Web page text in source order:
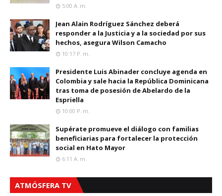
5:00 A. M.
Jean Alain Rodríguez Sánchez deberá
responder a la Justicia y a la sociedad por sus
hechos, asegura Wilson Camacho
10:17 P. M.
Presidente Luis Abinader concluye agenda en
Colombia y sale hacia la República Dominicana
tras toma de posesión de Abelardo de la
Espriella
10:00 P. M.
Supérate promueve el diálogo con familias
beneficiarias para fortalecer la protección
social en Hato Mayor
6:11 A. M.
ATMÓSFERA TV